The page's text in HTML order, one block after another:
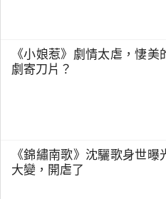
《小娘惹》劇情太虐，悽
劇寄刀片？
《錦繡南歌》沈驪歌身世
大變，開虐了